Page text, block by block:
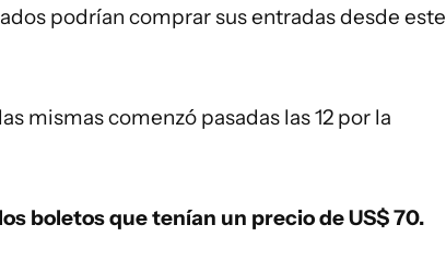
podrían comprar sus entradas desde este
mismas comenzó pasadas las 12 por la
boletos que tenían un precio de US$ 70.